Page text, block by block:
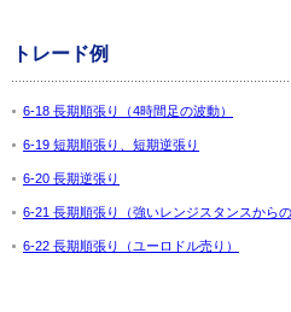
トレード例
6-18 長期順張り（4時間足の波動）
6-19 短期順張り、短期逆張り
6-20 長期逆張り
6-21 長期順張り（強いレンジスタンスからの
6-22 長期順張り（ユーロドル売り）